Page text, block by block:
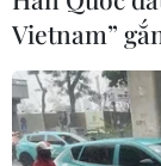
Xây dựng theo
thuộc năm 1885,
Vietnam”